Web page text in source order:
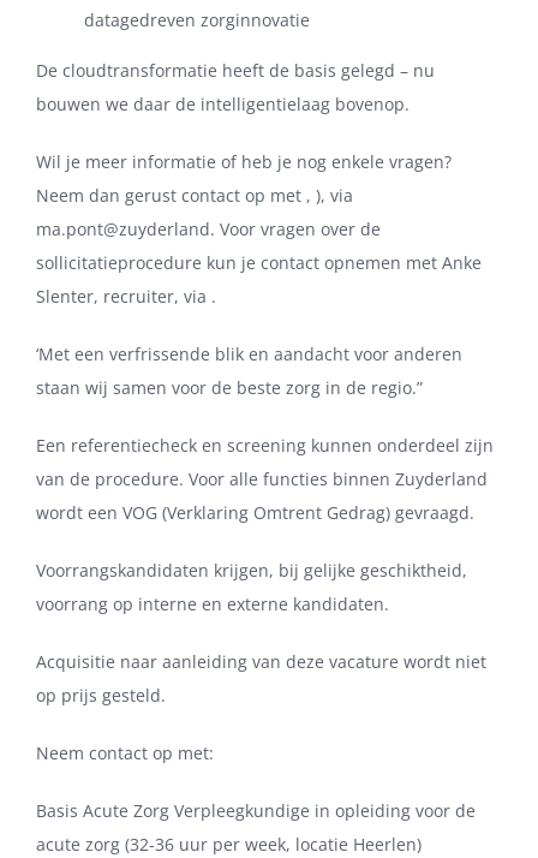
datagedreven zorginnovatie
De cloudtransformatie heeft de basis gelegd – nu
bouwen we daar de intelligentielaag bovenop.
Wil je meer informatie of heb je nog enkele vragen?
Neem dan gerust contact op met , ), via
ma.pont@zuyderland. Voor vragen over de
sollicitatieprocedure kun je contact opnemen met Anke
Slenter, recruiter, via .
‘Met een verfrissende blik en aandacht voor anderen
staan wij samen voor de beste zorg in de regio.”
Een referentiecheck en screening kunnen onderdeel zijn
van de procedure. Voor alle functies binnen Zuyderland
wordt een VOG (Verklaring Omtrent Gedrag) gevraagd.
Voorrangskandidaten krijgen, bij gelijke geschiktheid,
voorrang op interne en externe kandidaten.
Acquisitie naar aanleiding van deze vacature wordt niet
op prijs gesteld.
Neem contact op met:
Basis Acute Zorg Verpleegkundige in opleiding voor de
acute zorg (32-36 uur per week, locatie Heerlen)